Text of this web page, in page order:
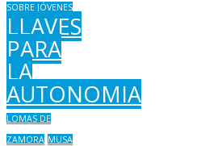
SOBRE JÓVENES
LLAVES
PARA
LA
AUTONOMIA
LOMAS DE
ZAMORA MUSA